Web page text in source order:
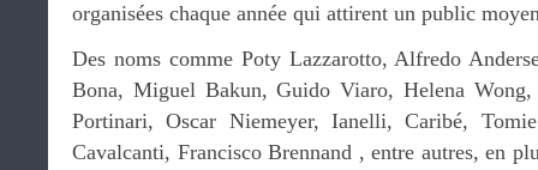
organisées chaque année qui attirent un public
Des noms comme Poty Lazzarotto, Alfredo
Bona, Miguel Bakun, Guido Viaro, Helena
Portinari, Oscar Niemeyer, Ianelli, Caribé,
Cavalcanti, Francisco Brennand , entre autres, en